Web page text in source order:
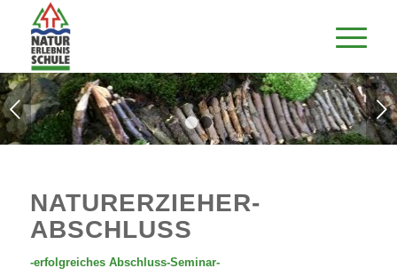
Weiter
1 2
NATURERZIEHER-
ABSCHLUSS
-erfolgreiches Abschluss-Seminar-